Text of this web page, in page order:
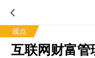
观点
互联网财富